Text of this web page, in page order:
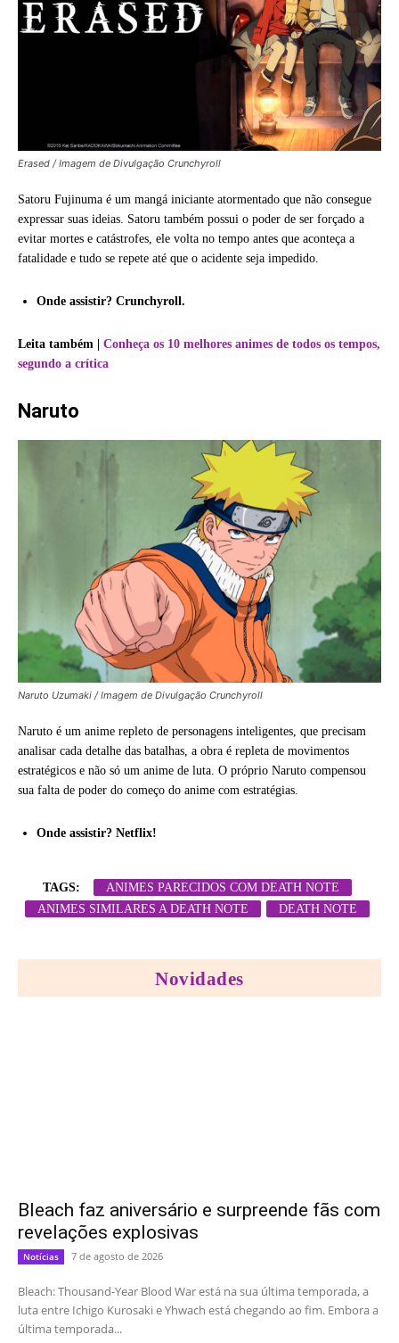
Erased / Imagem de Divulgação Crunchyroll
Satoru Fujinuma é um mangá iniciante atormentado que não consegue
expressar suas ideias. Satoru também possui o poder de ser forçado a
evitar mortes e catástrofes, ele volta no tempo antes que aconteça a
fatalidade e tudo se repete até que o acidente seja impedido.
Onde assistir? Crunchyroll.
Leita também | Conheça os 10 melhores animes de todos os tempos,
segundo a crítica
Naruto
Naruto Uzumaki / Imagem de Divulgação Crunchyroll
Naruto é um anime repleto de personagens inteligentes, que precisam
analisar cada detalhe das batalhas, a obra é repleta de movimentos
estratégicos e não só um anime de luta. O próprio Naruto compensou
sua falta de poder do começo do anime com estratégias.
Onde assistir? Netflix!
TAGS:
ANIMES PARECIDOS COM DEATH NOTE
ANIMES SIMILARES A DEATH NOTE
DEATH NOTE
Novidades
Bleach faz aniversário e surpreende fãs com
revelações explosivas
Notícias 7 de agosto de 2026
Bleach: Thousand-Year Blood War está na sua última temporada, a
luta entre Ichigo Kurosaki e Yhwach está chegando ao fim. Embora a
última temporada...